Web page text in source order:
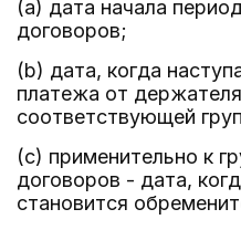
(a) дата начала
договоров;
(b) дата, когда
платежа от
соответствующей
(c) применительно к
договоров - дата,
становится